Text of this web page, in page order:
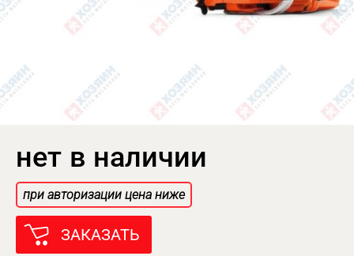
нет в наличии
при авторизации цена ниже
ЗАКАЗАТЬ